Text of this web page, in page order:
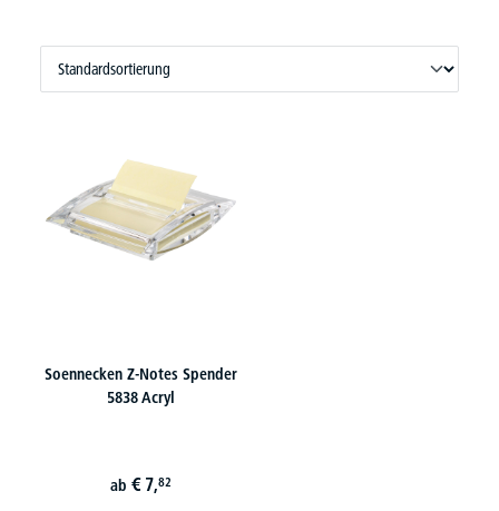
Soennecken Z-Notes Spender
5838 Acryl
ab € 7,82